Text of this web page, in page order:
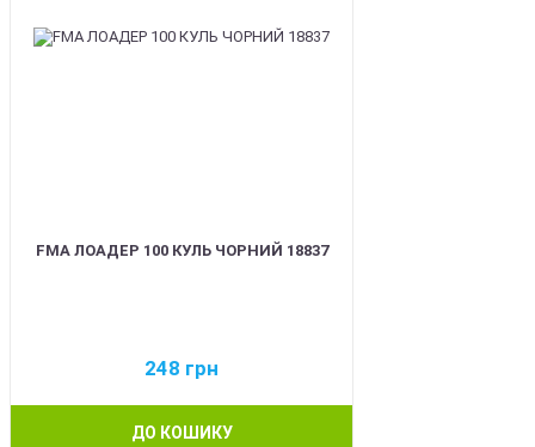
FMA ЛОАДЕР 100 КУЛЬ ЧОРНИЙ 18837
248 грн
ДО КОШИКУ